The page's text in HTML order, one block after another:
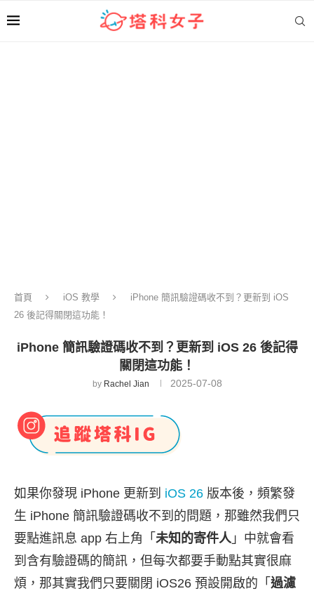
首頁 iOS 教學
iPhone 簡訊驗證碼收不到？更新到 iOS
26 後記得關閉這功能！
iPhone 簡訊驗證碼收不到？更新到 iOS 26 後記得
關閉這功能！
by Rachel Jian 2025-07-08
如果你發現 iPhone 更新到 iOS 26 版本後，頻繁發
生 iPhone 簡訊驗證碼收不到的問題，那雖然我們只
要點進訊息 app 右上角「 未知的寄件人」中就會看
到含有驗證碼的簡訊，但每次都要手動點其實很麻
煩，那其實我們只要關閉 iOS26 預設開啟的「 過濾